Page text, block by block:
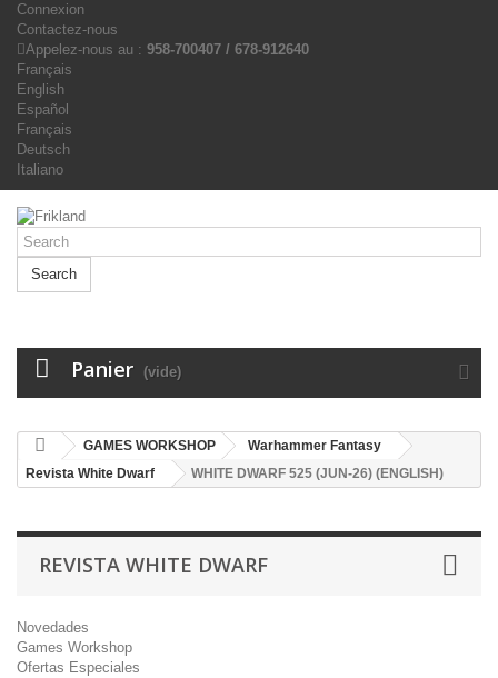
Connexion
Contactez-nous
Appelez-nous au : 958-700407 / 678-912640
Français
English
Español
Français
Deutsch
Italiano
Search
Panier (vide)
GAMES WORKSHOP
Warhammer Fantasy
Revista White Dwarf
WHITE DWARF 525 (JUN-26) (ENGLISH)
REVISTA WHITE DWARF
Novedades
Games Workshop
Ofertas Especiales